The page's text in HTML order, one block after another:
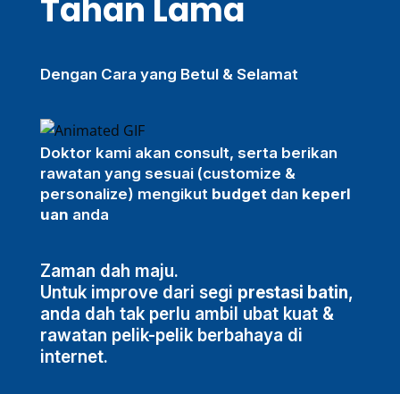
Tahan Lama
Dengan Cara yang Betul & Selamat
Doktor kami akan consult, serta berikan
rawatan yang sesuai (customize &
personalize) mengikut budget dan keperl
uan anda
Zaman dah maju.
Untuk improve dari segi prestasi batin,
anda dah tak perlu ambil ubat kuat &
rawatan pelik-pelik berbahaya di
internet.